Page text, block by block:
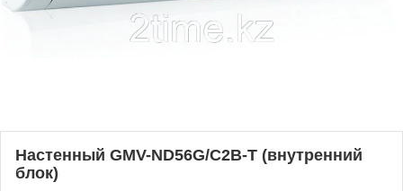
Настенный GMV-ND56G/C2B-T (внутренний
блок)